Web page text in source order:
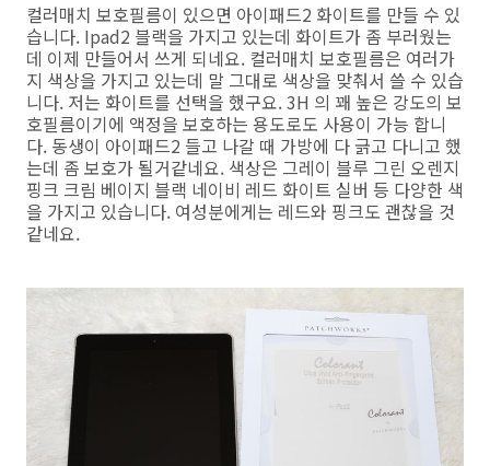
컬러매치 보호필름이 있으면 아이패드2 화이트를 만들 수 있
습니다. Ipad2 블랙을 가지고 있는데 화이트가 좀 부러웠는
데 이제 만들어서 쓰게 되네요. 컬러매치 보호필름은 여러가
지 색상을 가지고 있는데 말 그대로 색상을 맞춰서 쓸 수 있습
니다. 저는 화이트를 선택을 했구요. 3H 의 꽤 높은 강도의 보
호필름이기에 액정을 보호하는 용도로도 사용이 가능 합니
다. 동생이 아이패드2 들고 나갈 때 가방에 다 긁고 다니고 했
는데 좀 보호가 될거같네요. 색상은 그레이 블루 그린 오렌지
핑크 크림 베이지 블랙 네이비 레드 화이트 실버 등 다양한 색
을 가지고 있습니다. 여성분에게는 레드와 핑크도 괜찮을 것
같네요.